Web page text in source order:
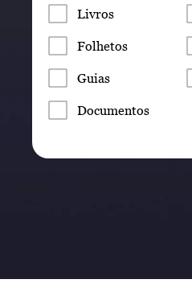
Livros
Folhetos
Guias
Documentos